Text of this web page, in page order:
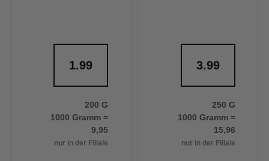
1.99
200 G
1000 Gramm =
9,95
nur in der Filiale
3.99
250 G
1000 Gramm =
15,96
nur in der Filiale